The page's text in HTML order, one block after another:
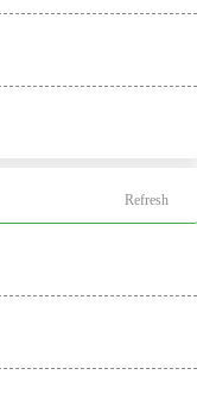
Refresh